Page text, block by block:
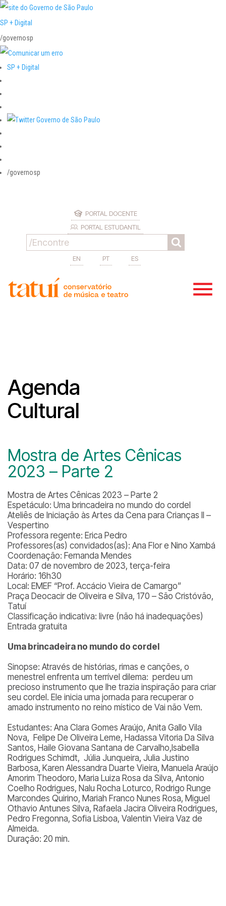
SP + Digital
/governosp
SP + Digital
/governosp
PORTAL DOCENTE
PORTAL ESTUDANTIL
EN PT ES
Agenda
Cultural
Mostra de Artes Cênicas
2023 – Parte 2
Mostra de Artes Cênicas 2023 – Parte 2
Espetáculo: Uma brincadeira no mundo do cordel
Ateliês de Iniciação às Artes da Cena para Crianças II –
Vespertino
Professora regente: Erica Pedro
Professores(as) convidados(as): Ana Flor e Nino Xambá
Coordenação: Fernanda Mendes
Data: 07 de novembro de 2023, terça-feira
Horário: 16h30
Local: EMEF “Prof. Accácio Vieira de Camargo”
Praça Deocacir de Oliveira e Silva, 170 – São Cristóvão,
Tatuí
Classificação indicativa: livre (não há inadequações)
Entrada gratuita
Uma brincadeira no mundo do cordel
Sinopse: Através de histórias, rimas e canções, o
menestrel enfrenta um terrível dilema: perdeu um
precioso instrumento que lhe trazia inspiração para criar
seu cordel. Ele inicia uma jornada para recuperar o
amado instrumento no reino místico de Vai não Vem.
Estudantes: Ana Clara Gomes Araújo, Anita Gallo Vila
Nova, Felipe De Oliveira Leme, Hadassa Vitoria Da Silva
Santos, Haile Giovana Santana de Carvalho,Isabella
Rodrigues Schimdt, Júlia Junqueira, Julia Justino
Barbosa, Karen Alessandra Duarte Vieira, Manuela Araújo
Amorim Theodoro, Maria Luiza Rosa da Silva, Antonio
Coelho Rodrigues, Nalu Rocha Loturco, Rodrigo Runge
Marcondes Quirino, Mariah Franco Nunes Rosa, Miguel
Othavio Antunes Silva, Rafaela Jacira Oliveira Rodrigues,
Pedro Fregonna, Sofia Lisboa, Valentin Vieira Vaz de
Almeida.
Duração: 20 min.